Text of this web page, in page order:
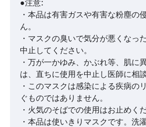
●注意:
・本品は有害ガスや有害な粉塵の
ん。
・マスクの臭いで気分が悪くなっ
中止してください。
・万が一かゆみ、かぶれ等、肌に
は、直ちに使用を中止し医師に相
・このマスクは感染による疾病の
ぐものではありません。
・火気のそばでの使用はお止めくだ
・本品は使いきりマスクです。洗